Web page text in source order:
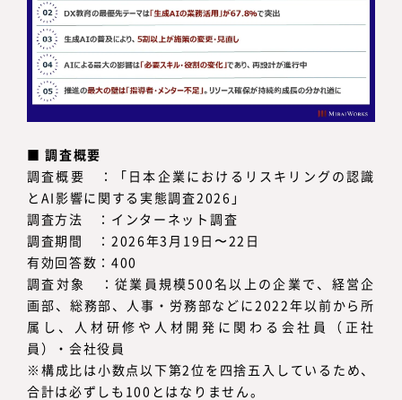
■調査概要
調査概要 ：「日本企業におけるリスキリングの認識
とAI影響に関する実態調査2026」
調査方法 ：インターネット調査
調査期間 ：2026年3月19日〜22日
有効回答数：400
調査対象 ：従業員規模500名以上の企業で、経営企
画部、総務部、人事・労務部などに2022年以前から所
属し、人材研修や人材開発に関わる会社員（正社
員）・会社役員
※構成比は小数点以下第2位を四捨五入しているため、
合計は必ずしも100とはなりません。